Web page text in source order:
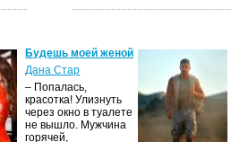
Будешь моей женой
Дана Стар
– Попалась,
красотка! Улизнуть
через окно в туалете
не вышло. Мужчина
горячей,